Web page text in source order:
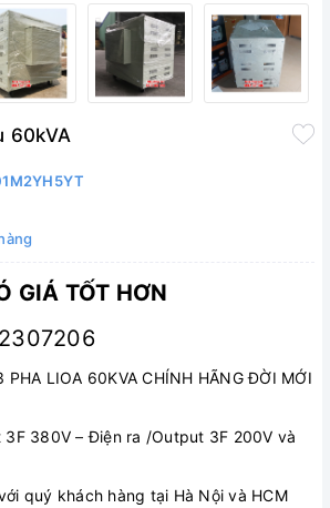
60kVA
GIÁ TỐT HƠN
PHA LIOA 60KVA CHÍNH HÃNG ĐỜI MỚI
3F 380V–Điện ra /Output 3F 200V và
quý khách hàng tại Hà Nội và HCM